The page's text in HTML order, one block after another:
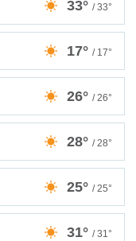
33° / 33°
17° / 17°
26° / 26°
28° / 28°
25° / 25°
31° / 31°